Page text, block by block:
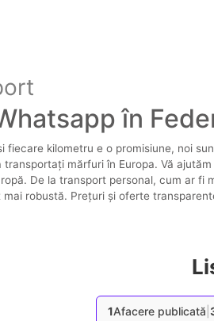
în
fiecare kilometru e o promisiune, noi
mărfuri în Europa. Vă
De la transport personal, cum ar
robustă. Prețuri și oferte
1Afacere publicată